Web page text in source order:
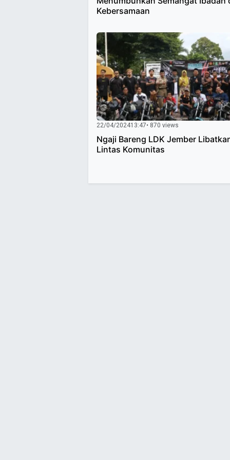
Kebersamaan
22/04/202413:47• 870 views
Ngaji Bareng LDK Jember
Lintas Komunitas